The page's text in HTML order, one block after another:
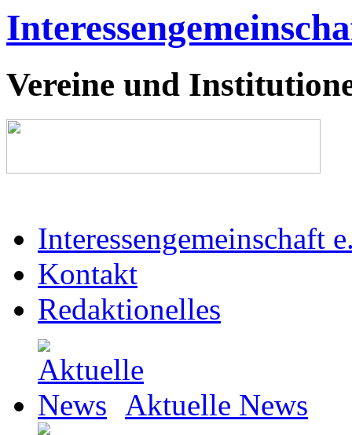
Vereine und
Interessengemeinschaft
Kontakt
Redaktionelles
Aktuelle News